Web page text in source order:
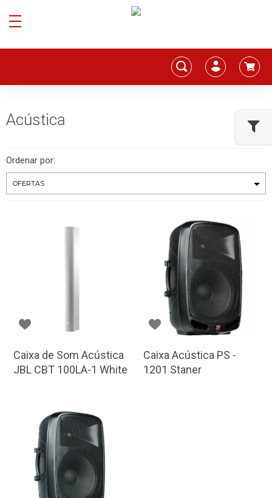
Acústica
Ordenar por:
Caixa de Som Acústica
JBL CBT 100LA-1 White
Caixa Acústica PS -
1201 Staner